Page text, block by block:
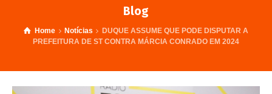
Blog
Home Notícias
DUQUE ASSUME QUE PODE DISPUTAR A
PREFEITURA DE ST CONTRA MÁRCIA CONRADO EM 2024